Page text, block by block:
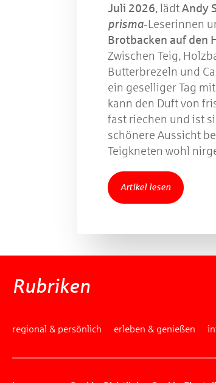
Juli 2026, lädtAndy
prisma-Leserinnen
Brotbacken auf den
Zwischen Teig,
Butterbrezeln und
ein geselliger Tag
kann den Duft von
fast riechen und ist
schönere Aussicht
Teigkneten wohl
Artikel lesen
Rubriken
regional & persönlich erleben & genießen